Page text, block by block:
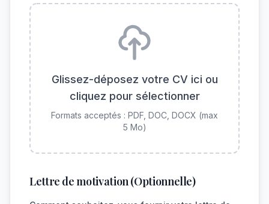
Glissez-déposez votre CV ici ou
cliquez pour sélectionner
Formats acceptés : PDF, DOC, DOCX (max
5 Mo)
Lettre de motivation (Optionnelle)